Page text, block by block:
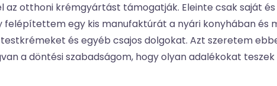
az otthoni krémgyártást támogatják. Eleinte csak saját
egy kis manufaktúrát a nyári konyhában és
és egyéb csajos dolgokat. Azt szeretem
a döntési szabadságom, hogy olyan adalékokat